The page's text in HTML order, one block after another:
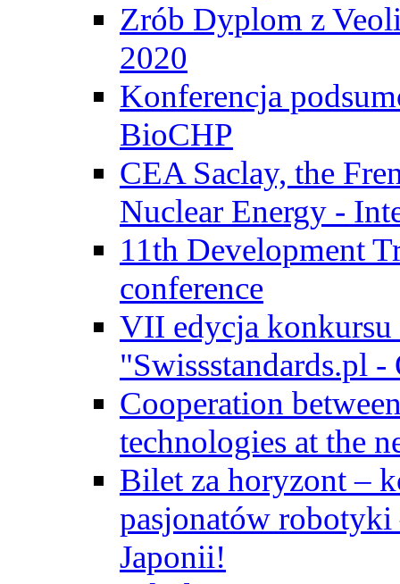
Zrób Dyplom z
2020
Konferencja
BioCHP
CEA Saclay, the
Nuclear Energy -
11th Development
conference
VII edycja konkursu
"Swissstandards.pl
Cooperation
technologies at the
Bilet za horyzont –
pasjonatów
Japonii!